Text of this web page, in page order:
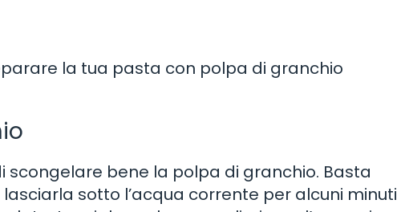
la tua pasta con polpa di granchio
scongelare bene la polpa di granchio. Basta
sotto l’acqua corrente per alcuni minuti